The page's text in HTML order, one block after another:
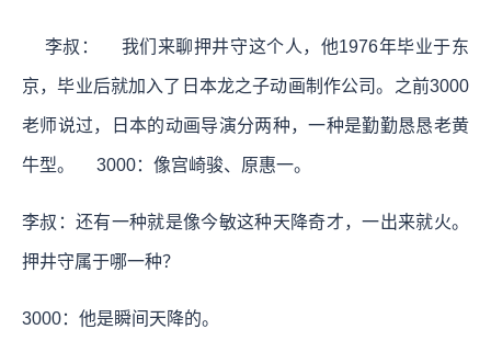
李叔： 我们来聊押井守这个人，他1976年毕业于东
京，毕业后就加入了日本龙之子动画制作公司。之前3000
老师说过，日本的动画导演分两种，一种是勤勤恳恳老黄
牛型。 3000：像宫崎骏、原惠一。
李叔：还有一种就是像今敏这种天降奇才，一出来就火。
押井守属于哪一种？
3000：他是瞬间天降的。